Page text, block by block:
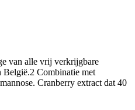
van alle vrij verkrijgbare
Combinatie met
Cranberry extract dat 40